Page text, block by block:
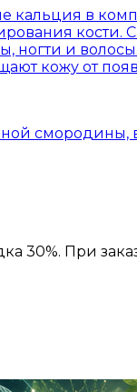
кальция в
кости.
ногти и
кожу от
смородины,
30%. При